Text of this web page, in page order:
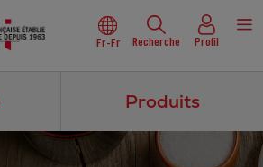
Fr-Fr Recherche Profil
Produits